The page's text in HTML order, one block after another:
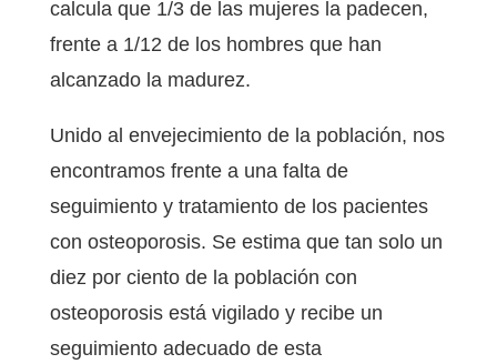
calcula que 1/3 de las mujeres la padecen,
frente a 1/12 de los hombres que han
alcanzado la madurez.
Unido al envejecimiento de la población, nos
encontramos frente a una falta de
seguimiento y tratamiento de los pacientes
con osteoporosis. Se estima que tan solo un
diez por ciento de la población con
osteoporosis está vigilado y recibe un
seguimiento adecuado de esta